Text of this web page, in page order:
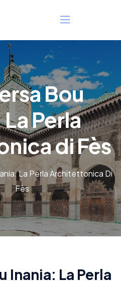
Bou
Perla
di Fès
La Perla Architettonica Di
Fès
Inania: La Perla